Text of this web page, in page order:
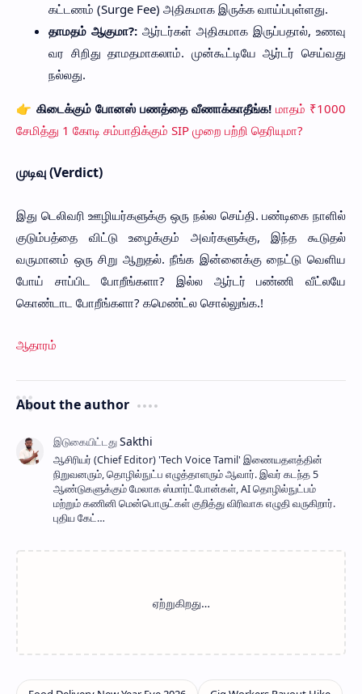
கட்டணம் (Surge Fee) அதிகமாக இருக்க வாய்ப்புள்ளது.
தாமதம் ஆகுமா?: ஆர்டர்கள் அதிகமாக இருப்பதால், உணவு
வர சிறிது தாமதமாகலாம். முன்கூட்டியே ஆர்டர் செய்வது
நல்லது.
👉 கிடைக்கும் போனஸ் பணத்தை வீணாக்காதீங்க! மாதம் ₹1000
சேமித்து 1 கோடி சம்பாதிக்கும் SIP முறை பற்றி தெரியுமா?
முடிவு (Verdict)
இது டெலிவரி ஊழியர்களுக்கு ஒரு நல்ல செய்தி. பண்டிகை நாளில்
குடும்பத்தை விட்டு உழைக்கும் அவர்களுக்கு, இந்த கூடுதல்
வருமானம் ஒரு சிறு ஆறுதல். நீங்க இன்னைக்கு நைட்டு வெளிய
போய் சாப்பிட போறீங்களா? இல்ல ஆர்டர் பண்ணி வீட்லயே
கொண்டாட போறீங்களா? கமெண்ட்ல சொல்லுங்க.!
ஆதாரம்
About the author
ஆசிரியர் (Chief Editor) ​'Tech Voice Tamil' இணையதளத்தின்
நிறுவனரும், தொழில்நுட்ப எழுத்தாளரும் ஆவார். இவர் கடந்த 5
ஆண்டுகளுக்கும் மேலாக ஸ்மார்ட்போன்கள், AI தொழில்நுட்பம்
மற்றும் கணினி மென்பொருட்கள் குறித்து விரிவாக எழுதி வருகிறார்.
புதிய கேட்…